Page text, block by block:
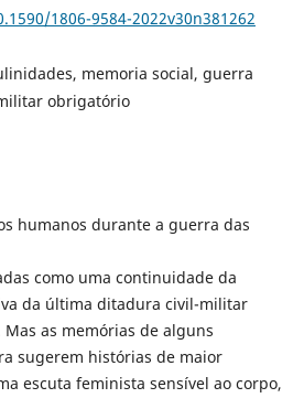
1806-9584-2022v30n381262
memoria social, guerra
obrigatório
humanos durante a guerra das
como uma continuidade da
da última ditadura civil-militar
as memórias de alguns
sugerem histórias de maior
escuta feminista sensível ao corpo,